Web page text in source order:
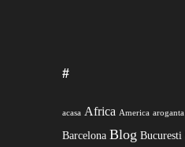
#
acasa Africa America aroganta
Barcelona Blog Bucuresti